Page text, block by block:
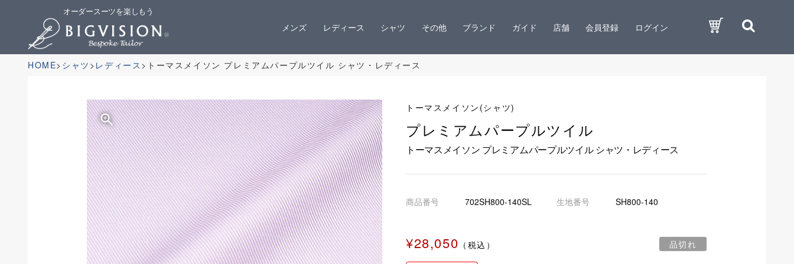
オーダースーツを楽しもう
メンズ レディース シャツ その他 ブランド ガイド 店舗 会員登録 ログイン
HOME シャツ レディース トーマスメイソン プレミアムパープルツイル シャツ・レディース
zoom_in
トーマスメイソン(シャツ)
プレミアムパープルツイル
トーマスメイソン プレミアムパープルツイル シャツ・レディース
商品番号 702SH800-140SL 生地番号 SH800-140
¥28,050 （税込） 品切れ